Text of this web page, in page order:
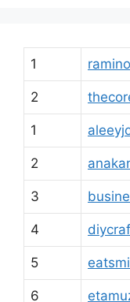
1
2
1
2
3
4
5
6